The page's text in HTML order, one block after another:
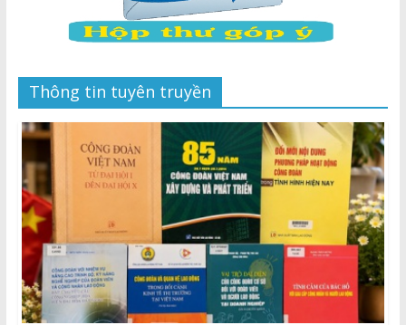
Thông tin tuyên truyền